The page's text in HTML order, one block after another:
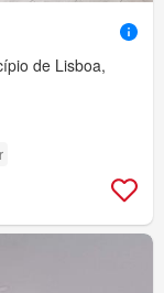
de Lisboa,